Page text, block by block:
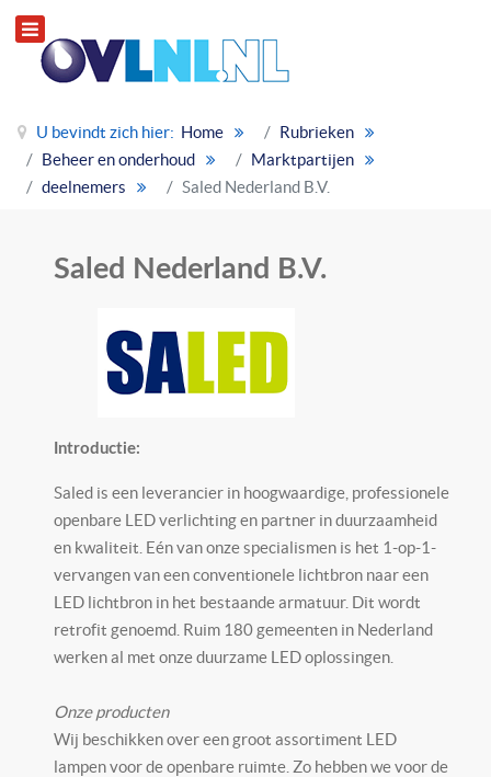
U bevindt zich hier: Home
Rubrieken
Beheer en onderhoud
Marktpartijen
deelnemers
Saled Nederland B.V.
Saled Nederland B.V.
Introductie:
Saled is een leverancier in hoogwaardige, professionele
openbare LED verlichting en partner in duurzaamheid
en kwaliteit. Eén van onze specialismen is het 1-op-1-
vervangen van een conventionele lichtbron naar een
LED lichtbron in het bestaande armatuur. Dit wordt
retrofit genoemd. Ruim 180 gemeenten in Nederland
werken al met onze duurzame LED oplossingen.
Onze producten
Wij beschikken over een groot assortiment LED
lampen voor de openbare ruimte. Zo hebben we voor de